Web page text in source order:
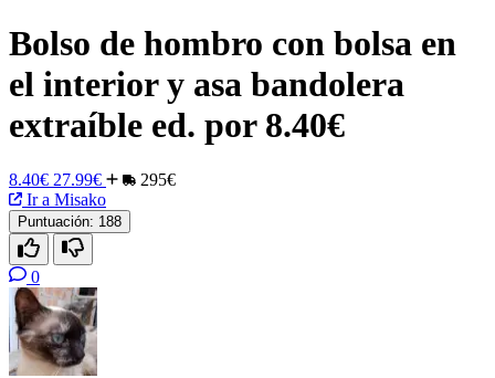
Bolso de hombro con bolsa en
el interior y asa bandolera
extraíble ed. por 8.40€
8.40€ 27.99€
295€
Ir a Misako
Puntuación: 188
0